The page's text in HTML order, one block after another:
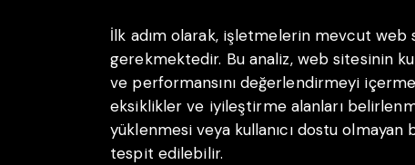
İlk adım olarak, işletmelerin mevcut
gerekmektedir. Bu analiz, web sitesinin
ve performansını değerlendirmeyi
eksiklikler ve iyileştirme alanları
yüklenmesi veya kullanıcı dostu
tespit edilebilir.